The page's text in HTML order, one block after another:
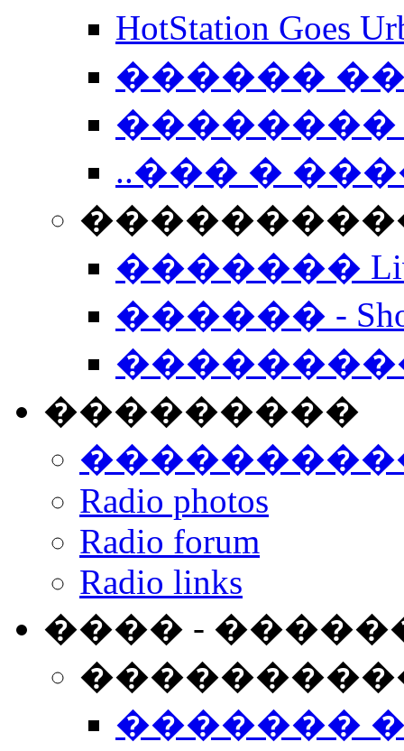
HotStation
������
��������
..��� �
����������
�������
������ -
���������
Radio photos
Radio forum
Radio links
���� -
�������